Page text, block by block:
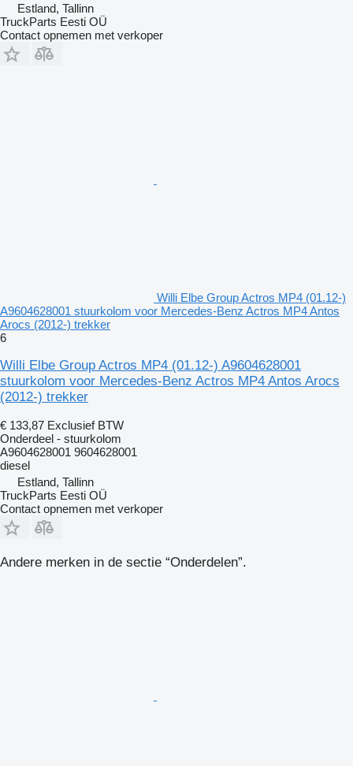
Estland, Tallinn
TruckParts Eesti OÜ
Contact opnemen met verkoper
Willi Elbe Group Actros MP4 (01.12-)
A9604628001 stuurkolom voor Mercedes-Benz Actros MP4 Antos
Arocs (2012-) trekker
6
Willi Elbe Group Actros MP4 (01.12-) A9604628001
stuurkolom voor Mercedes-Benz Actros MP4 Antos Arocs
(2012-) trekker
€ 133,87 Exclusief BTW
Onderdeel - stuurkolom
A9604628001 9604628001
diesel
Estland, Tallinn
TruckParts Eesti OÜ
Contact opnemen met verkoper
Andere merken in de sectie “Onderdelen”.